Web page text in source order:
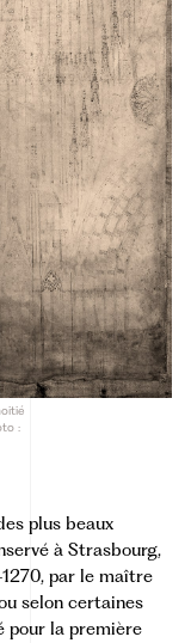
:
plus beaux
à Strasbourg,
par le maître
selon certaines
pour la première